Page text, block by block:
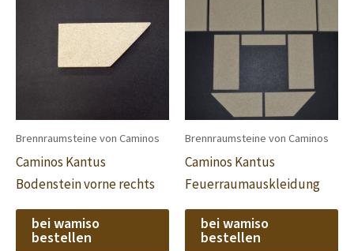
Brennraumsteine von Caminos
Caminos Kantus
Bodenstein vorne rechts
bei wamiso
bestellen
Brennraumsteine von Caminos
Caminos Kantus
Feuerraumauskleidung
bei wamiso
bestellen